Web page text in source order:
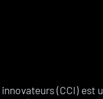
(CCI) est